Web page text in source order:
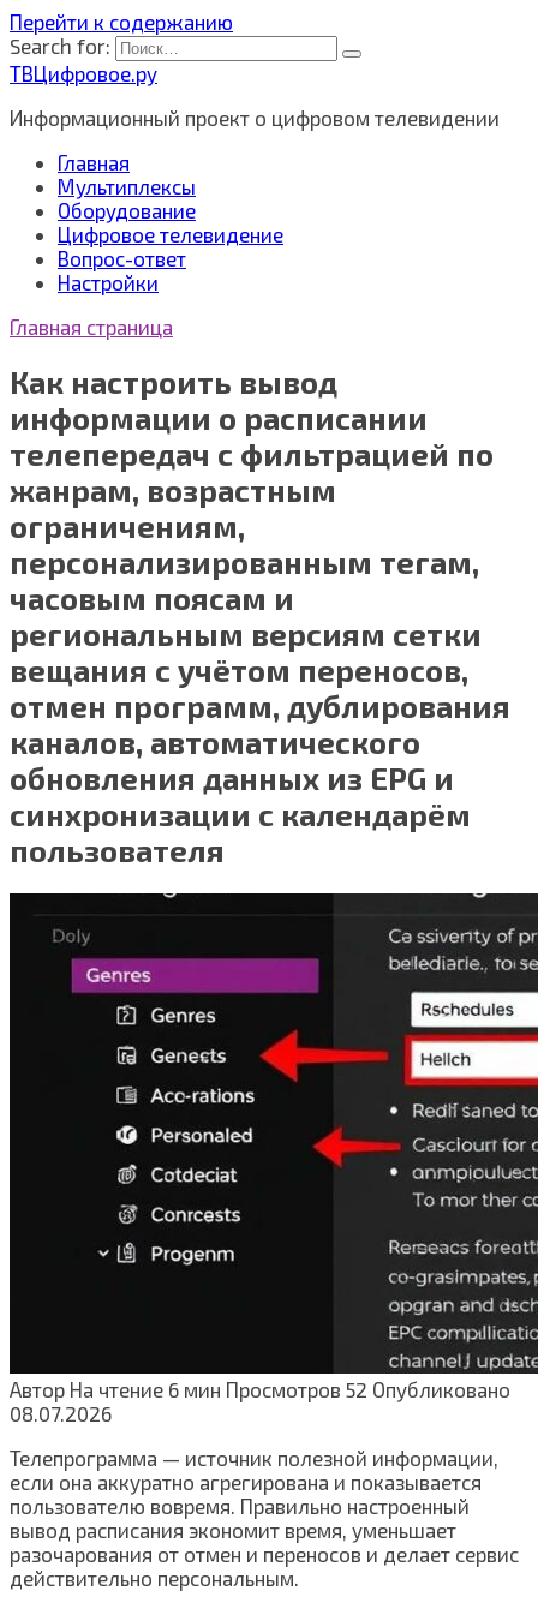
Перейти к содержанию
Search for:
ТВЦифровое.ру
Информационный проект о цифровом телевидении
Главная
Мультиплексы
Оборудование
Цифровое телевидение
Вопрос-ответ
Настройки
Главная страница
Как настроить вывод
информации о расписании
телепередач с фильтрацией по
жанрам, возрастным
ограничениям,
персонализированным тегам,
часовым поясам и
региональным версиям сетки
вещания с учётом переносов,
отмен программ, дублирования
каналов, автоматического
обновления данных из EPG и
синхронизации с календарём
пользователя
Автор На чтение 6 мин Просмотров 52 Опубликовано
08.07.2026
Телепрограмма — источник полезной информации,
если она аккуратно агрегирована и показывается
пользователю вовремя. Правильно настроенный
вывод расписания экономит время, уменьшает
разочарования от отмен и переносов и делает сервис
действительно персональным.